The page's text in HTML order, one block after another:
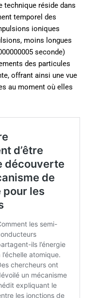
technique réside dans
temporel des
ioniques
moins longues
seconde)
des particules
offrant ainsi une vue
au moment où elles